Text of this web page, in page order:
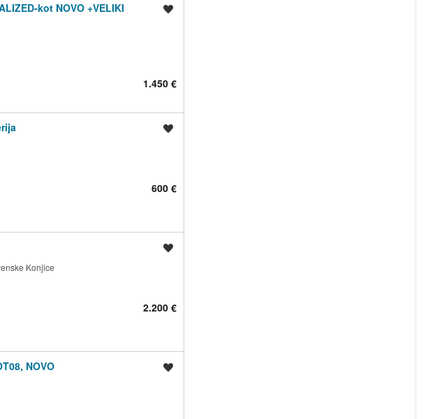
kot NOVO +VELIKI
1.450 €
600 €
Konjice
2.200 €
NOVO